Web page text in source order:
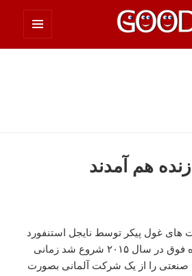
هم آمدند
های غول پیکر توسط نایجل استنفورد
اجرا شده است . پروژه فوق در سال ۲۰۱۵ شروع شد زمانی
صنعتی را از یک شرکت آلمانی بصورت